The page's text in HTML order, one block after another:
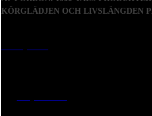
KÖRGLÄDJEN OCH LIVSLÄNGDEN